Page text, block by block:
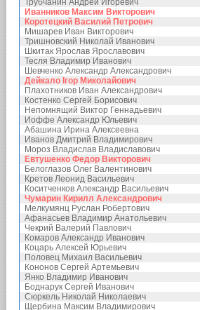
Трубчанин Андрей Игоревич
Иванников Максим Викторович
Коротецкий Василий Петрович
Мишарев Иван Викторович
Тришновский Николай Иванович
Шкитак Ярослав Ярославович
Тесля Владимир Иванович
Шевченко Александр Александрович
Дейкало Ігор Миколайович
Плахотников Иван Александрович
Костенко Сергей Борисович
Непомнящий Виктор Геннадьевич
Иоффе Александр Юльевич
Абашина Ирина Алексеевна
Иванов Дмитрий Владимирович
Мороз Владислав Владиславович
Евтушенко Федор Викторович
Белоглазов Олег Валентинович
Кретов Леонид Васильевич
Коситченков Александр Васильевич
Чумарин Кирилл Александрович
Мелкумянц Руслан Робертович
Афанасьев Владимир Анатольевич
Чекрий Валерий Павлович
Комаров Александр Иванович
Коцарь Алексей Юрьевич
Половец Михаил Васильевич
Кононов Сергей Артемьевич
Янко Владимир Иванович
Боднарук Сергей Иванович
Сюркель Николай Николаевич
Щербина Максим Владимирович